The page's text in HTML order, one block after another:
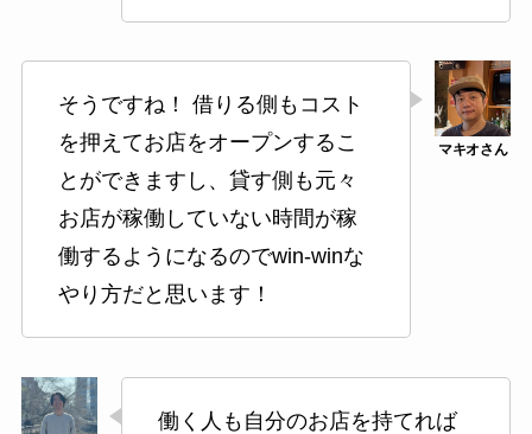
そうですね！ 借りる側もコスト
を押えてお店をオープンするこ
とができますし、貸す側も元々
お店が稼働していない時間が稼
働するようになるのでwin-winな
やり方だと思います！
働く人も自分のお店を持てれば